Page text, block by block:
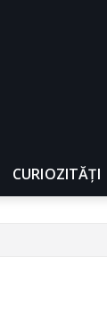
CURIOZITĂȚI